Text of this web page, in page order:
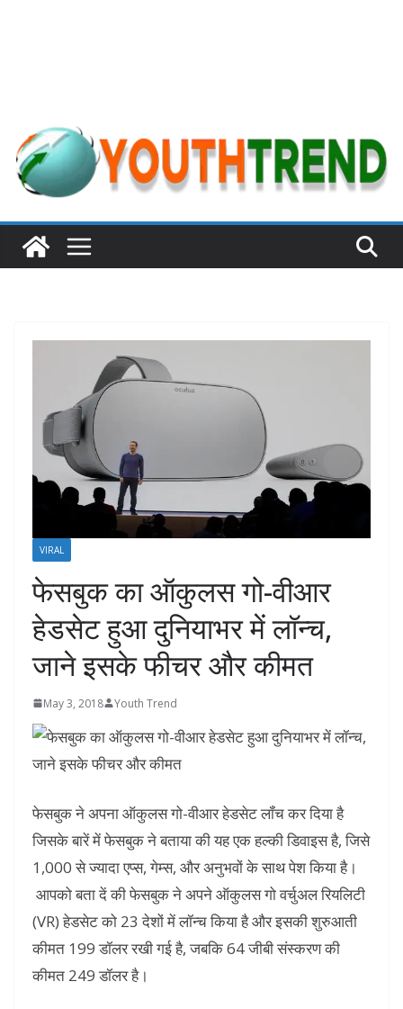
VIRAL
फेसबुक का ऑकुलस गो-वीआर
हेडसेट हुआ दुनियाभर में लॉन्च,
जाने इसके फीचर और कीमत
May 3, 2018 Youth Trend
फेसबुक ने अपना ऑकुलस गो-वीआर हेडसेट लॉंच कर दिया है
जिसके बारें में फेसबुक ने बताया की यह एक हल्की डिवाइस है, जिसे
1,000 से ज्यादा एप्स, गेम्स, और अनुभवों के साथ पेश किया है।
आपको बता दें की फेसबुक ने अपने ऑकुलस गो वर्चुअल रियलिटी
(VR) हेडसेट को 23 देशों में लॉन्च किया है और इसकी शुरुआती
कीमत 199 डॉलर रखी गई है, जबकि 64 जीबी संस्करण की
कीमत 249 डॉलर है।